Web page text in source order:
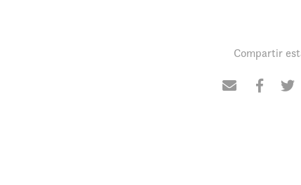
Compartir